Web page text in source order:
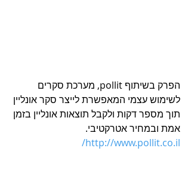
הפרק בשיתוף pollit, מערכת סקרים
לשימוש עצמי המאפשרת לייצר סקר אונליין
תוך מספר דקות ולקבל תוצאות אונליין בזמן
אמת ובמחיר אטרקטיבי.
http://www.pollit.co.il/